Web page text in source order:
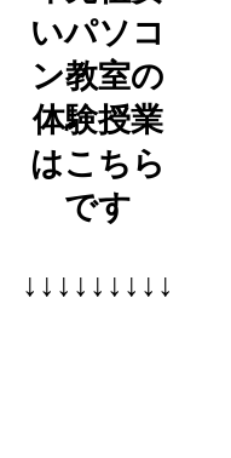
いパソコ
ン教室の
体験授業
はこちら
です
↓↓↓↓↓↓↓↓↓